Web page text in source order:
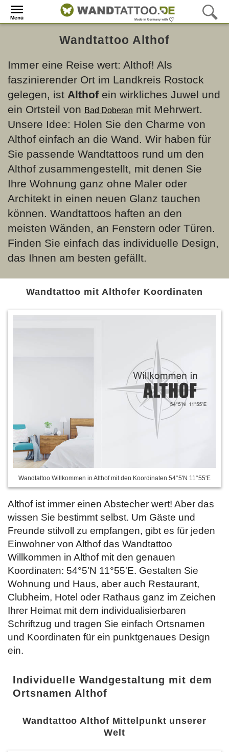
Menü
Wandtattoo Althof
Immer eine Reise wert: Althof! Als
faszinierender Ort im Landkreis Rostock
gelegen, ist Althof ein wirkliches Juwel und
ein Ortsteil von Bad Doberan mit Mehrwert.
Unsere Idee: Holen Sie den Charme von
Althof einfach an die Wand. Wir haben für
Sie passende Wandtattoos rund um den
Althof zusammengestellt, mit denen Sie
Ihre Wohnung ganz ohne Maler oder
Architekt in einen neuen Glanz tauchen
können. Wandtattoos haften an den
meisten Wänden, an Fenstern oder Türen.
Finden Sie einfach das individuelle Design,
das Ihnen am besten gefällt.
Wandtattoo mit Althofer Koordinaten
Wandtattoo Willkommen in Althof mit den Koordinaten 54°5'N 11°55'E
Althof ist immer einen Abstecher wert! Aber das
wissen Sie bestimmt selbst. Um Gäste und
Freunde stilvoll zu empfangen, gibt es für jeden
Einwohner von Althof das Wandtattoo
Willkommen in Althof mit den genauen
Koordinaten: 54°5'N 11°55'E. Gestalten Sie
Wohnung und Haus, aber auch Restaurant,
Clubheim, Hotel oder Rathaus ganz im Zeichen
Ihrer Heimat mit dem individualisierbaren
Schriftzug und tragen Sie einfach Ortsnamen
und Koordinaten für ein punktgenaues Design
ein.
Individuelle Wandgestaltung mit dem
Ortsnamen Althof
Wandtattoo Althof Mittelpunkt unserer
Welt